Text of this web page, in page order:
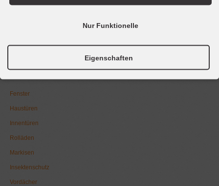
Nur Funktionelle
Eigenschaften
Fax 06147 - 9195 25
info@bockard-breunig.de
Fenster
Haustüren
Innentüren
Rolläden
Markisen
Insektenschutz
Vordächer